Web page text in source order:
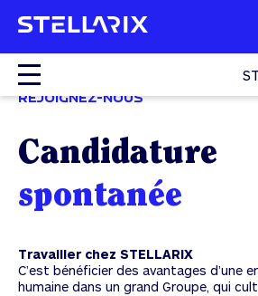
Sécurité
Home Candidature spontanée
REJOIGNEZ-NOUS
Candidature
spontanée
Travailler chez STELLARIX
C’est bénéficier des avantages d’une
humaine dans un grand Groupe, qui